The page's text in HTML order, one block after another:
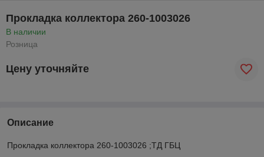
Прокладка коллектора 260-1003026
В наличии
Розница
Цену уточняйте
Описание
Прокладка коллектора 260-1003026 ;ТД ГБЦ